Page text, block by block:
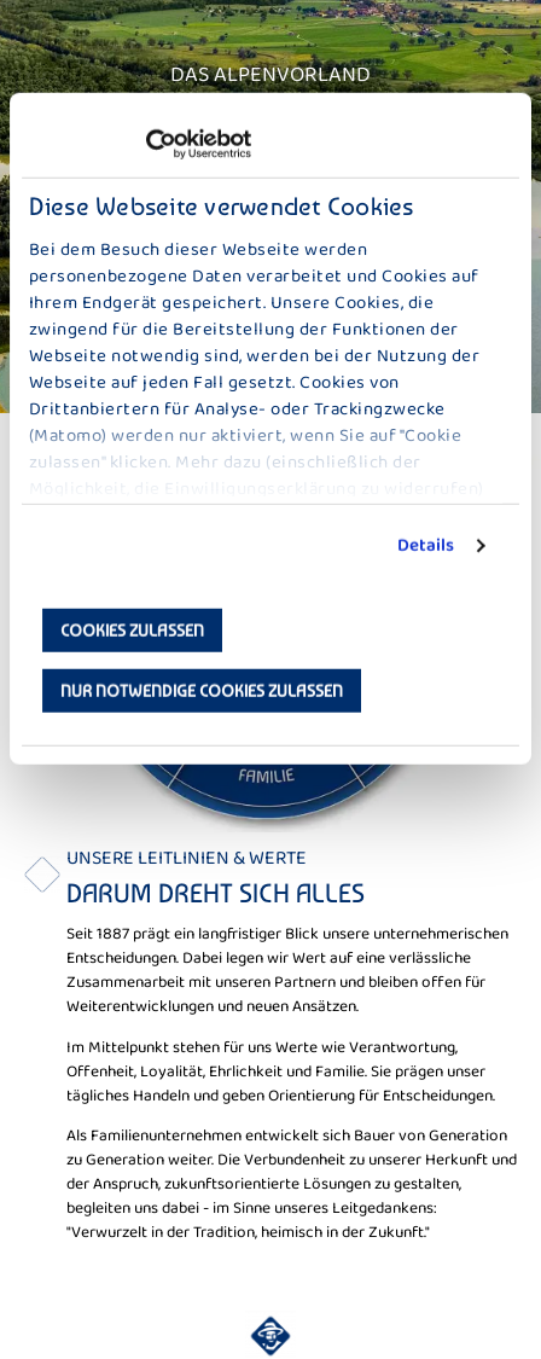
Diese Webseite verwendet Cookies
Bei dem Besuch dieser Webseite werden
personenbezogene Daten verarbeitet und Cookies auf
Ihrem Endgerät gespeichert. Unsere Cookies, die
zwingend für die Bereitstellung der Funktionen der
Webseite notwendig sind, werden bei der Nutzung der
Webseite auf jeden Fall gesetzt. Cookies von
Drittanbiertern für Analyse- oder Trackingzwecke
(Matomo) werden nur aktiviert, wenn Sie auf "Cookie
zulassen" klicken. Mehr dazu (einschließlich der
Möglichkeit, die Einwilligungserklärung zu widerrufen)
Details
COOKIES ZULASSEN
NUR NOTWENDIGE COOKIES ZULASSEN
DAS ALPENVORLAND
UNSERE LEITLINIEN & WERTE
DARUM DREHT SICH ALLES
Seit 1887 prägt ein langfristiger Blick unsere unternehmerischen
Entscheidungen. Dabei legen wir Wert auf eine verlässliche
Zusammenarbeit mit unseren Partnern und bleiben offen für
Weiterentwicklungen und neuen Ansätzen.
Im Mittelpunkt stehen für uns Werte wie Verantwortung,
Offenheit, Loyalität, Ehrlichkeit und Familie. Sie prägen unser
tägliches Handeln und geben Orientierung für Entscheidungen.
Als Familienunternehmen entwickelt sich Bauer von Generation
zu Generation weiter. Die Verbundenheit zu unserer Herkunft und
der Anspruch, zukunftsorientierte Lösungen zu gestalten,
begleiten uns dabei - im Sinne unseres Leitgedankens:
"Verwurzelt in der Tradition, heimisch in der Zukunft."